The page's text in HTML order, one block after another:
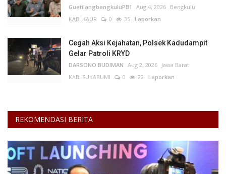
GuetilangbengkuluPB1 Aug 4, 2026 Bengkulu
KAB. KAUR
0 35 Laporkan
Cegah Aksi Kejahatan, Polsek Kadudampit
Gelar Patroli KRYD
DARSONO BUDIMAN Aug 2, 2026 Jawa Barat
KAB. SUKABUMI
0 22 Laporkan
REKOMENDASI BERITA